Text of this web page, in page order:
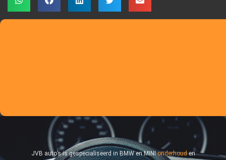
JVB auto’s is gespecialiseerd in BMW en MINIonderhouden